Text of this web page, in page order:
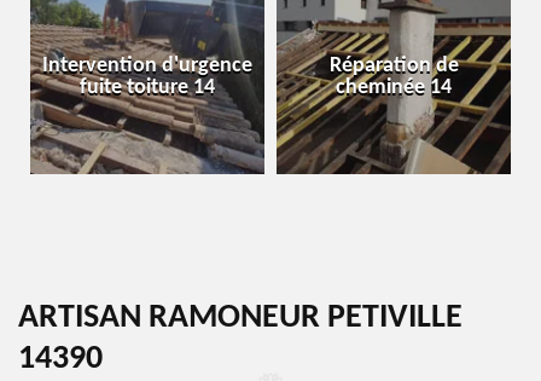
Intervention d'urgence
fuite toiture 14
Réparation de
cheminée 14
ARTISAN RAMONEUR PETIVILLE
14390